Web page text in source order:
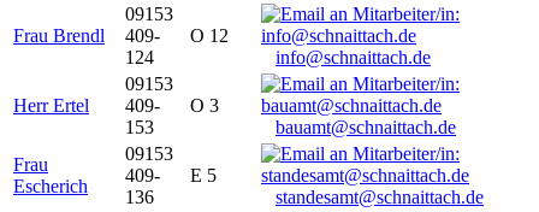
Frau Brendl
09153
409-
124
O 12
info@schnaittach.de
Herr Ertel
09153
409-
153
O 3
bauamt@schnaittach.de
Frau
Escherich
09153
409-
136
E 5
standesamt@schnaittach.de